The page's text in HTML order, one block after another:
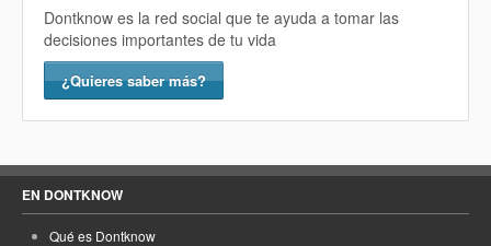
Dontknow es la red social que te ayuda a tomar las
decisiones importantes de tu vida
¿Quieres saber más?
EN DONTKNOW
Qué es Dontknow